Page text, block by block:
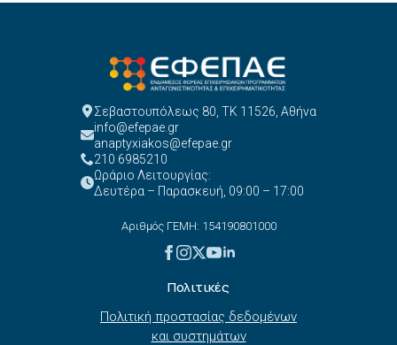
Σεβαστουπόλεως 80, ΤΚ 11526, Αθήνα
info@efepae.gr
anaptyxiakos@efepae.gr
210 6985210
Ωράριο Λειτουργίας:
Δευτέρα – Παρασκευή, 09:00 – 17:00
Αριθμός ΓΕΜΗ: 154190801000
Πολιτικές
Πολιτική προστασίας δεδομένων
και συστημάτων